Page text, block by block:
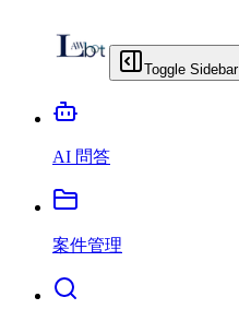
Toggle Sidebar
AI 問答
案件管理